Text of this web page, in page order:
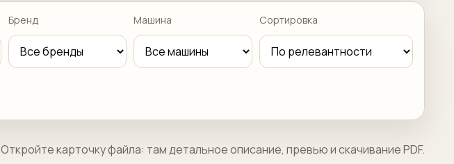
Бренд Машина Сортировка
Откройте карточку файла: там детальное описание, превью и скачивание PDF.